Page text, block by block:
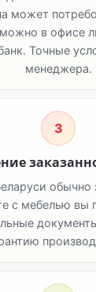
может
в офисе
Точные
менеджера.
3
обычно
с мебелью вы